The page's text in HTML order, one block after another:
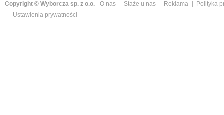
Copyright © Wyborcza sp. z o.o. O nas Staże u nas Reklama
Polityka
Ustawienia prywatności